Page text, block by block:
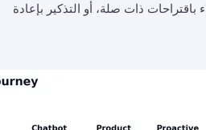
ذات صلة، أو التذكير بإعادة